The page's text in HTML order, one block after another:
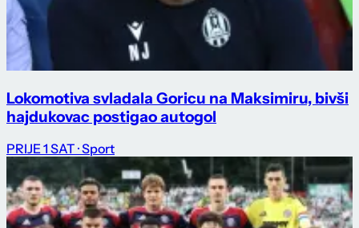
Lokomotiva svladala Goricu na Maksimiru, bivši
hajdukovac postigao autogol
PRIJE 1 SAT · Sport